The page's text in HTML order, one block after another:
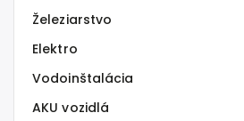
Železiarstvo
Elektro
Vodoinštalácia
AKU vozidlá